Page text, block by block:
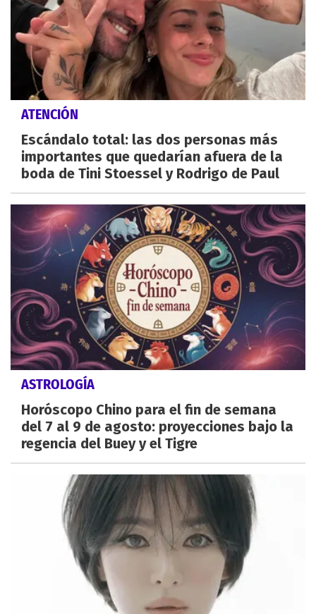
ATENCIÓN
Escándalo total: las dos personas más
importantes que quedarían afuera de la
boda de Tini Stoessel y Rodrigo de Paul
ASTROLOGÍA
Horóscopo Chino para el fin de semana
del 7 al 9 de agosto: proyecciones bajo la
regencia del Buey y el Tigre